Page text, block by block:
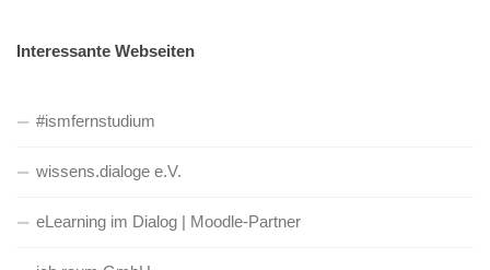
Interessante Webseiten
#ismfernstudium
wissens.dialoge e.V.
eLearning im Dialog | Moodle-Partner